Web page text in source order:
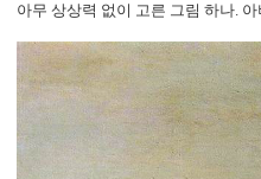
아무 상상력 없이 고른 그림 하나.